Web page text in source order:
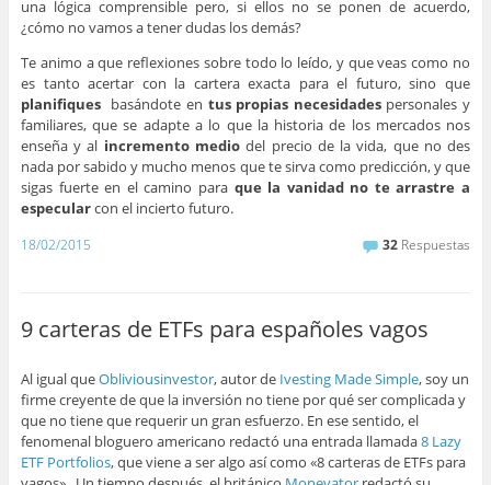
una lógica comprensible pero, si ellos no se ponen de acuerdo,
¿cómo no vamos a tener dudas los demás?
Te animo a que reflexiones sobre todo lo leído, y que veas como no
es tanto acertar con la cartera exacta para el futuro, sino que
planifiquesbasándote en tus propias necesidadespersonales y
familiares, que se adapte a lo que la historia de los mercados nos
enseña y al incremento medio del precio de la vida, que no des
nada por sabido y mucho menos que te sirva como predicción, y que
sigas fuerte en el camino para que la vanidad no te arrastre a
especularcon el incierto futuro.
18/02/2015 32 Respuestas
9 carteras de ETFs para españoles vagos
Al igual queObliviousinvestor, autor de Ivesting Made Simple, soy un
firme creyente de que la inversión no tiene por qué ser complicada y
que no tiene que requerir un gran esfuerzo. En ese sentido, el
fenomenal bloguero americano redactó una entrada llamada8 Lazy
ETF Portfolios, que viene a ser algo así como «8 carteras de ETFs para